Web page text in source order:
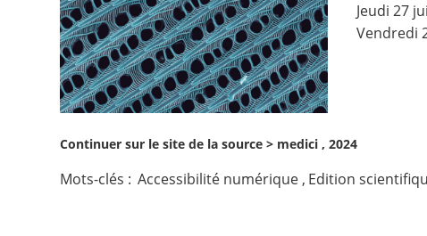
Contact
Nous suivre
Jeudi 27
Vendredi
Continuer sur le site de la source > medici , 2024
Mots-clés : Accessibilité numérique , Edition